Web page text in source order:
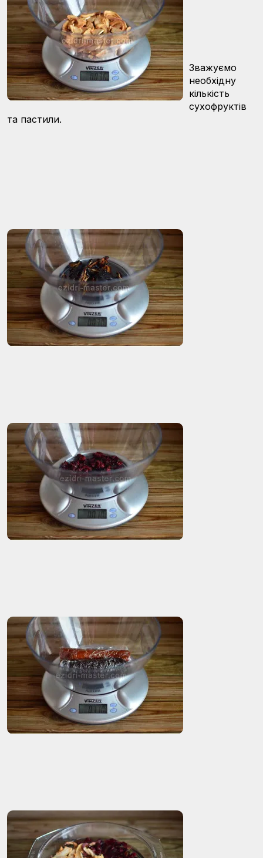
Зважуємо
необхідну
кількість
сухофруктів
та пастили.